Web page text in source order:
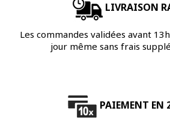
LIVRAISON
Les commandes validées avant
jour même sans frais
PAIEMENT EN